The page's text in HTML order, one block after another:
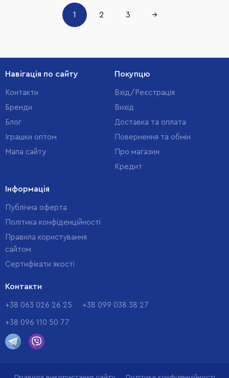
1 2 3 →
Навігація по сайту
Контакти
Бренди
Блог
Іграшки оптом
Мапа сайту
Покупцю
Вхід/Реєстрація
Вихід
Доставка та оплата
Повернення та обмін
Про магазин
Кредит
Інформація
Публічна оферта
Політика конфіденційності
Правила користування
сайтом
Cертифікати якості
Контакти
+38 063 026 26 25 +38 099 038 38 27
+38 096 110 50 77